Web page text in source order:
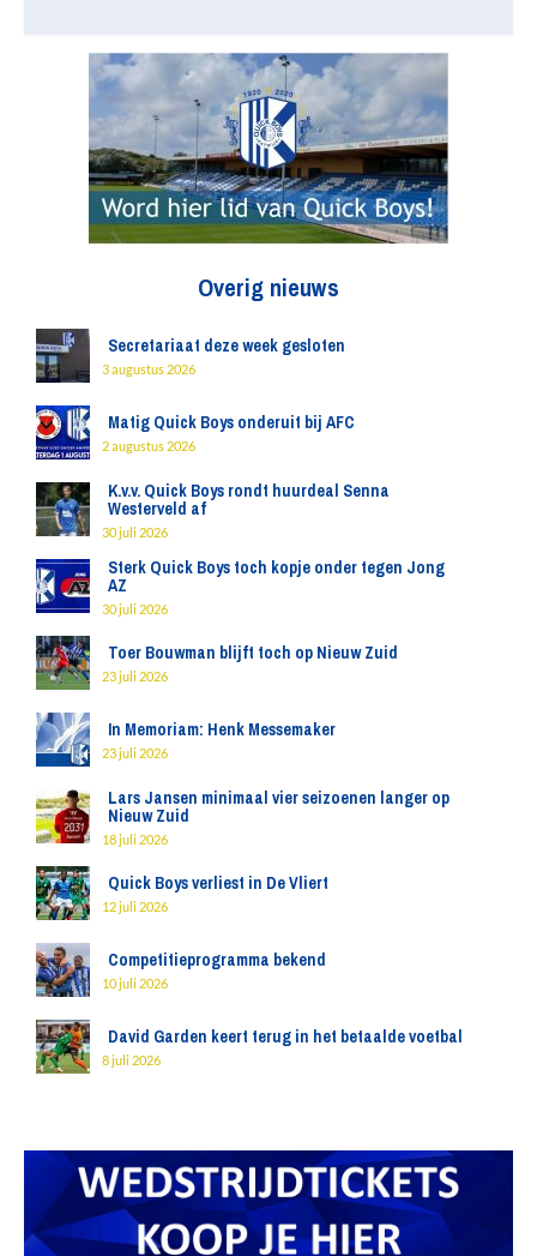
Overig nieuws
Secretariaat deze week gesloten
3 augustus 2026
Matig Quick Boys onderuit bij AFC
2 augustus 2026
K.v.v. Quick Boys rondt huurdeal Senna
Westerveld af
30 juli 2026
Sterk Quick Boys toch kopje onder tegen Jong
AZ
30 juli 2026
Toer Bouwman blijft toch op Nieuw Zuid
23 juli 2026
In Memoriam: Henk Messemaker
23 juli 2026
Lars Jansen minimaal vier seizoenen langer op
Nieuw Zuid
18 juli 2026
Quick Boys verliest in De Vliert
12 juli 2026
Competitieprogramma bekend
10 juli 2026
David Garden keert terug in het betaalde voetbal
8 juli 2026